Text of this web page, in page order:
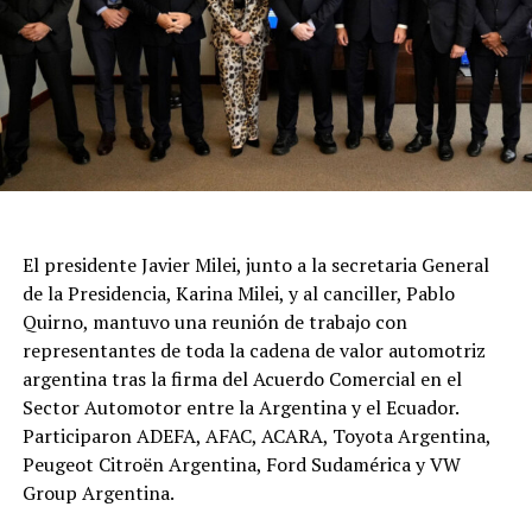
El presidente Javier Milei, junto a la secretaria General
de la Presidencia, Karina Milei, y al canciller, Pablo
Quirno, mantuvo una reunión de trabajo con
representantes de toda la cadena de valor automotriz
argentina tras la firma del Acuerdo Comercial en el
Sector Automotor entre la Argentina y el Ecuador.
Participaron ADEFA, AFAC, ACARA, Toyota Argentina,
Peugeot Citroën Argentina, Ford Sudamérica y VW
Group Argentina.